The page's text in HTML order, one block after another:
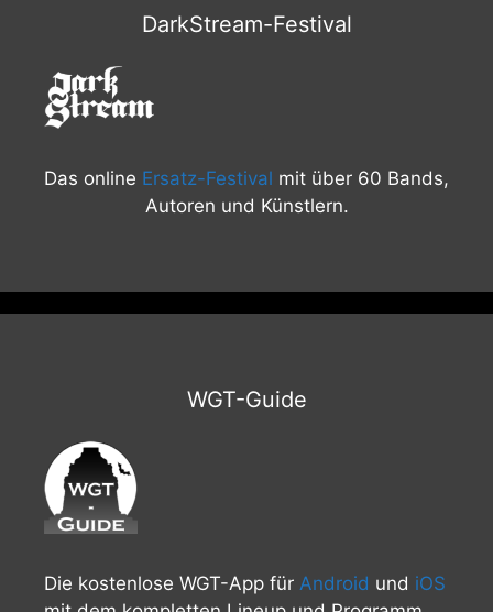
DarkStream-Festival
Das online Ersatz-Festival mit über 60 Bands,
Autoren und Künstlern.
WGT-Guide
Die kostenlose WGT-App für Android und iOS